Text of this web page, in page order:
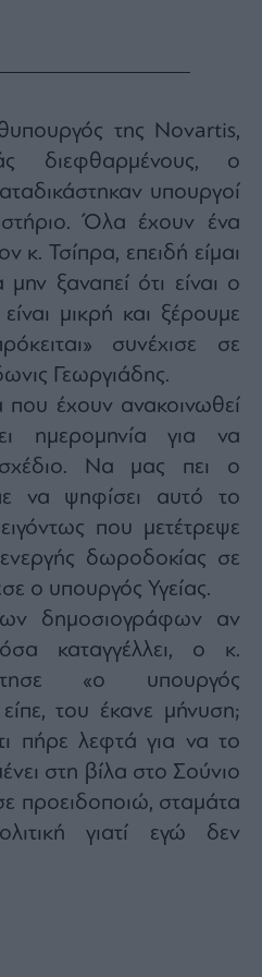
της Νοvartis,
διεφθαρμένους, ο
υπουργοί
Όλα έχουν ένα
κ. Τσίπρα, επειδή είμαι
ξαναπεί ότι είναι ο
μικρή και ξέρουμε
συνέχισε σε
Γεωργιάδης.
έχουν ανακοινωθεί
ημερομηνία για να
Να μας πει ο
να ψηφίσει αυτό το
που μετέτρεψε
δωροδοκίας σε
ο υπουργός Υγείας.
δημοσιογράφων αν
καταγγέλλει, ο κ.
«ο υπουργός
του έκανε μήνυση;
πήρε λεφτά για να το
στη βίλα στο Σούνιο
προειδοποιώ, σταμάτα
γιατί εγώ δεν